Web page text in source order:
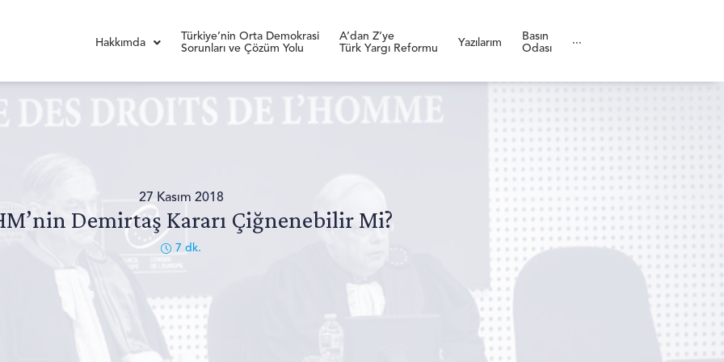
Hakkımda
Türkiye’nin Orta Demokrasi
Sorunları ve Çözüm Yolu
A’dan Z’ye
Türk Yargı Reformu
Yazılarım
Basın
Odası
···
27 Kasım 2018
Demirtaş Kararı Çiğnenebilir Mi?
7 dk.